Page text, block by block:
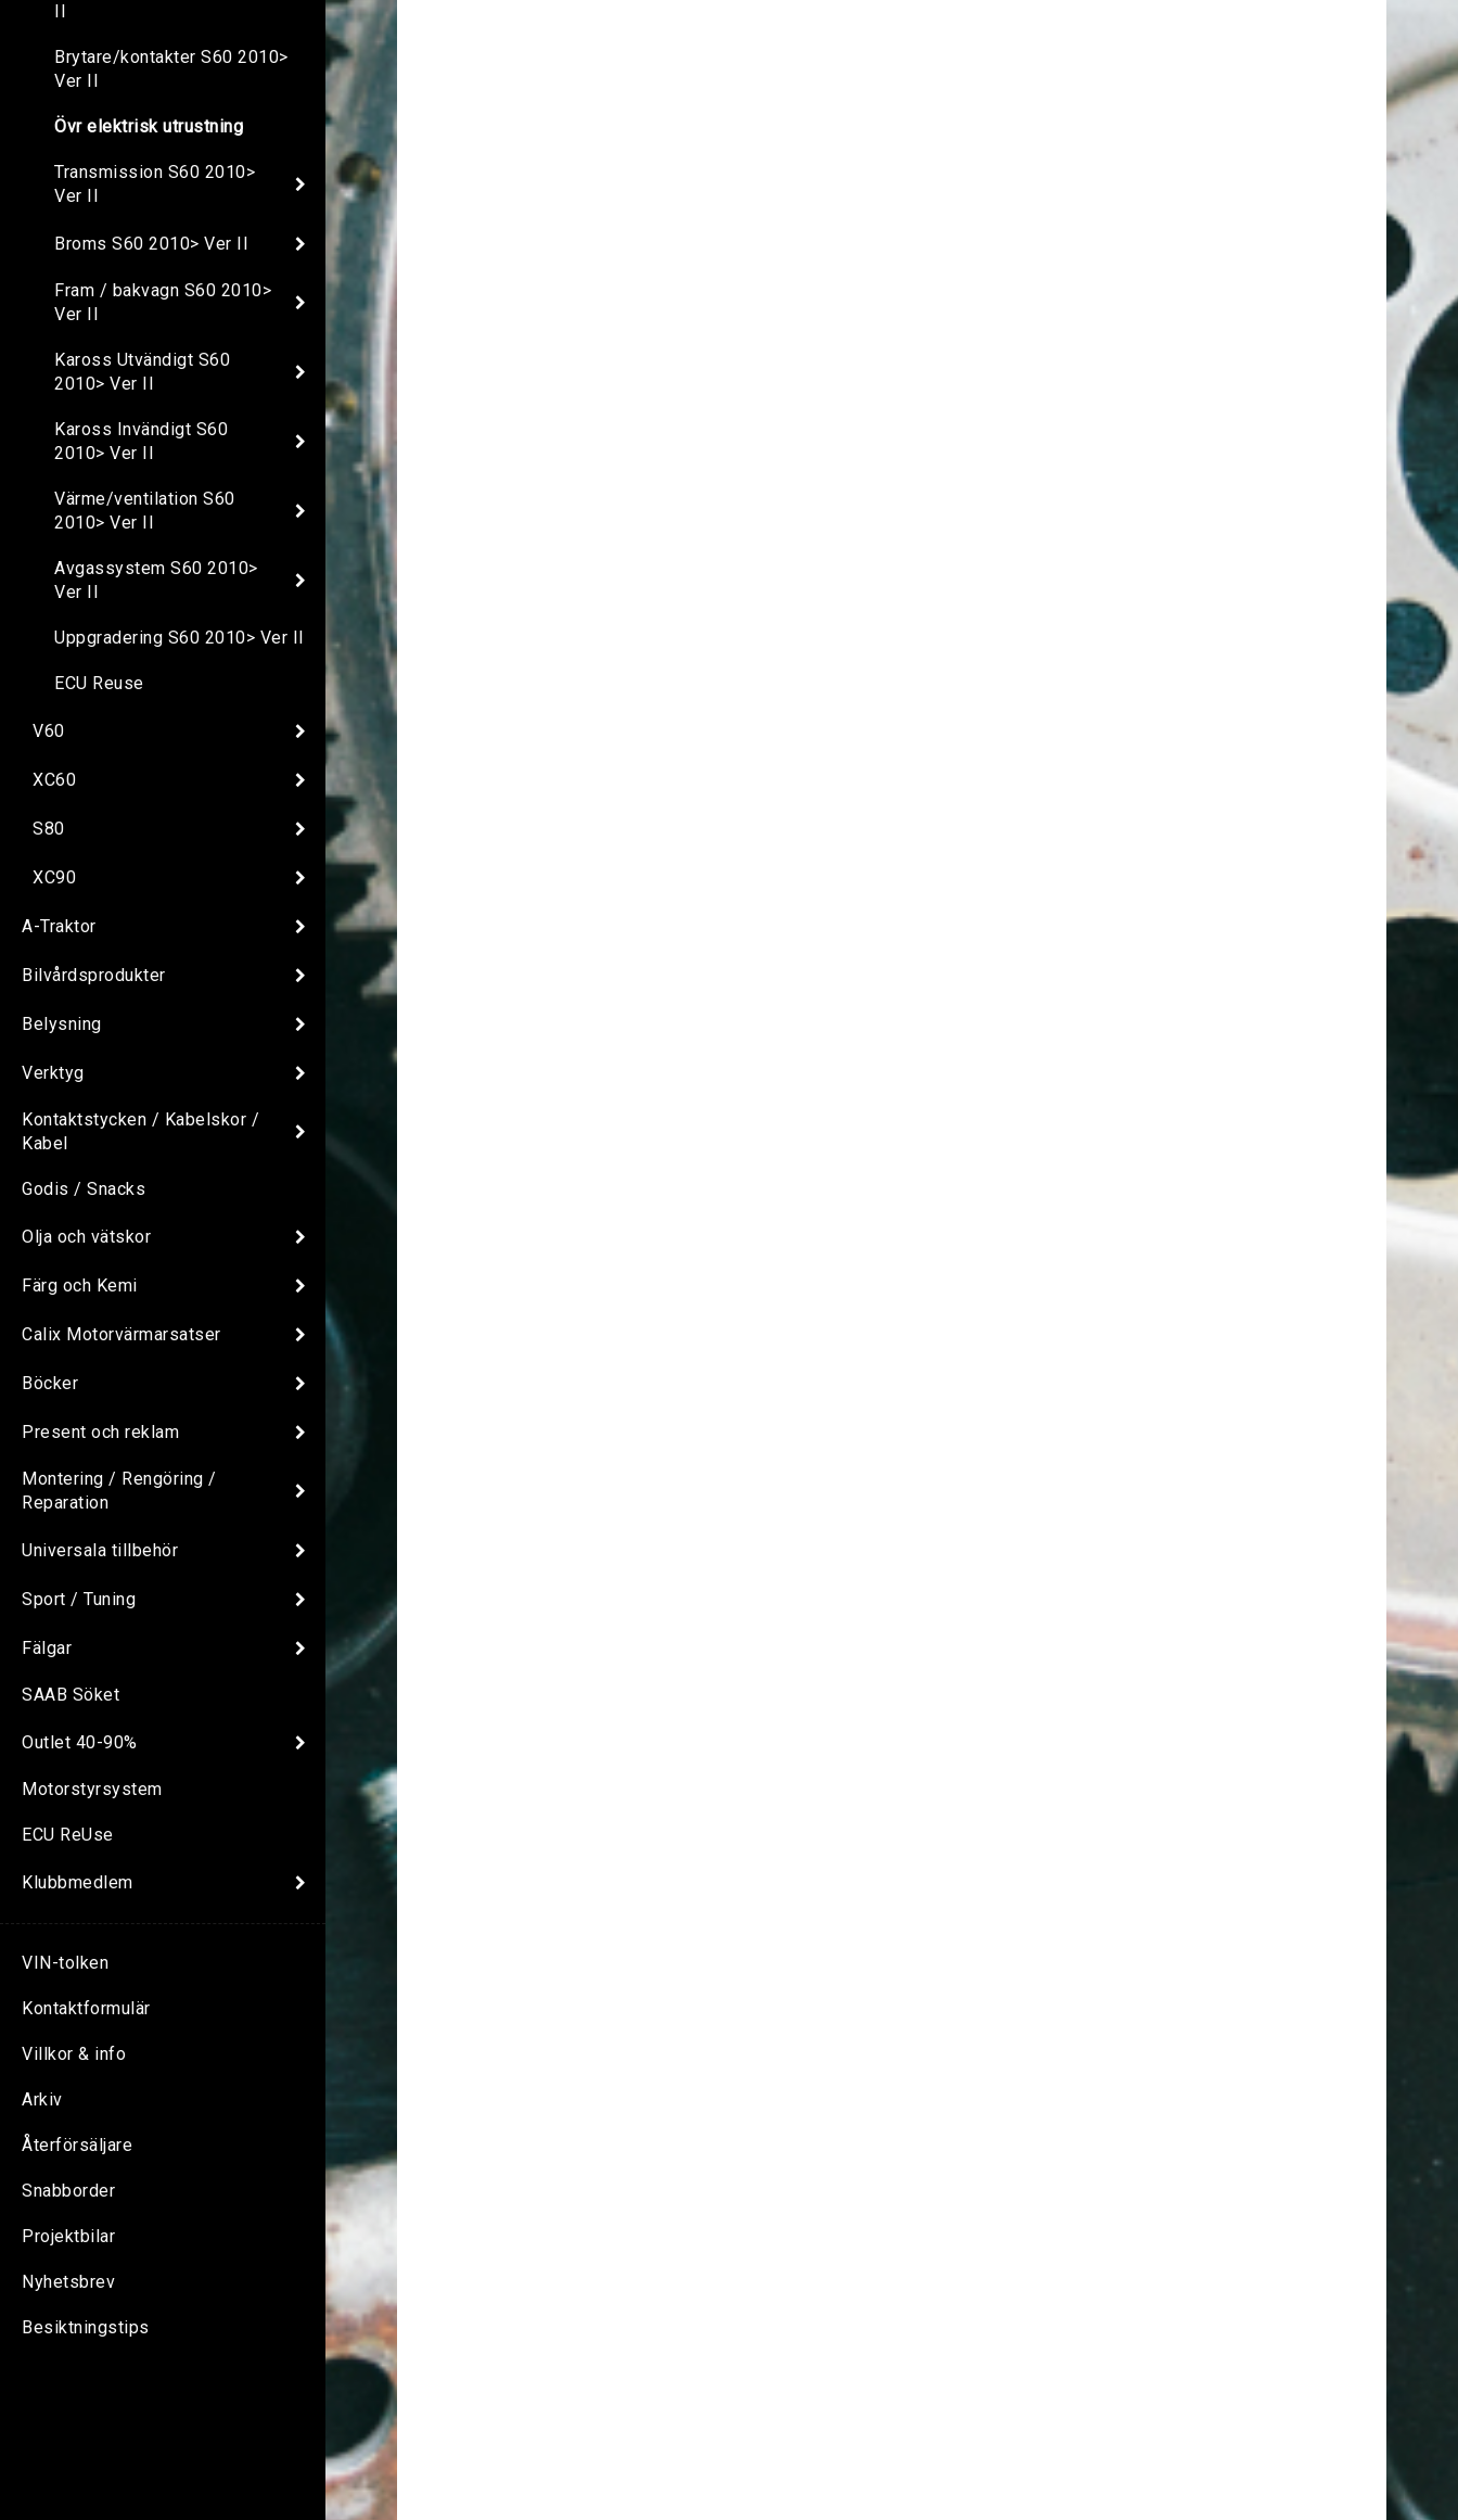
Brytare/kontakter S60 2010>
Ver II
Övr elektrisk utrustning
Transmission S60 2010>
Ver II
Broms S60 2010> Ver II
Fram / bakvagn S60 2010>
Ver II
Kaross Utvändigt S60
2010> Ver II
Kaross Invändigt S60
2010> Ver II
Värme/ventilation S60
2010> Ver II
Avgassystem S60 2010>
Ver II
Uppgradering S60 2010> Ver II
ECU Reuse
V60
XC60
S80
XC90
A-Traktor
Bilvårdsprodukter
Belysning
Verktyg
Kontaktstycken / Kabelskor /
Kabel
Godis / Snacks
Olja och vätskor
Färg och Kemi
Calix Motorvärmarsatser
Böcker
Present och reklam
Montering / Rengöring /
Reparation
Universala tillbehör
Sport / Tuning
Fälgar
SAAB Söket
Outlet 40-90%
Motorstyrsystem
ECU ReUse
Klubbmedlem
VIN-tolken
Kontaktformulär
Villkor & info
Arkiv
Återförsäljare
Snabborder
Projektbilar
Nyhetsbrev
Besiktningstips